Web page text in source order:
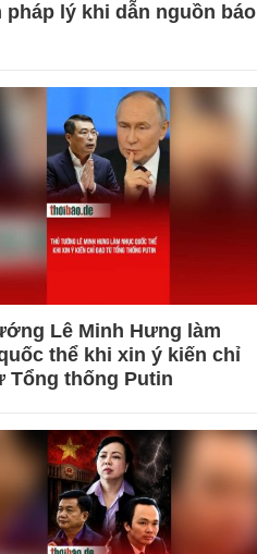
pháp lý khi dẫn nguồn báo
Lê Minh Hưng làm
thể khi xin ý kiến chỉ
Tổng thống Putin